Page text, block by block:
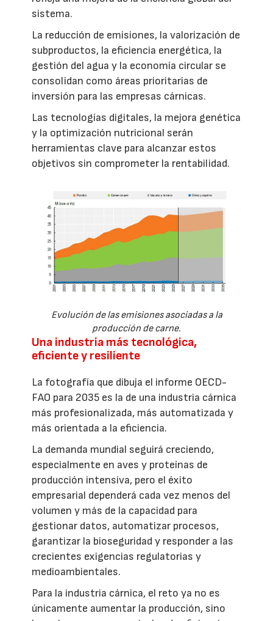
sistema.
La reducción de emisiones, la valorización de
subproductos, la eficiencia energética, la
gestión del agua y la economía circular se
consolidan como áreas prioritarias de
inversión para las empresas cárnicas.
Las tecnologías digitales, la mejora genética
y la optimización nutricional serán
herramientas clave para alcanzar estos
objetivos sin comprometer la rentabilidad.
Evolución de las emisiones asociadas a la
producción de carne.
Una industria más tecnológica,
eficiente y resiliente
La fotografía que dibuja el informe OECD-
FAO para 2035 es la de una industria cárnica
más profesionalizada, más automatizada y
más orientada a la eficiencia.
La demanda mundial seguirá creciendo,
especialmente en aves y proteínas de
producción intensiva, pero el éxito
empresarial dependerá cada vez menos del
volumen y más de la capacidad para
gestionar datos, automatizar procesos,
garantizar la bioseguridad y responder a las
crecientes exigencias regulatorias y
medioambientales.
Para la industria cárnica, el reto ya no es
únicamente aumentar la producción, sino